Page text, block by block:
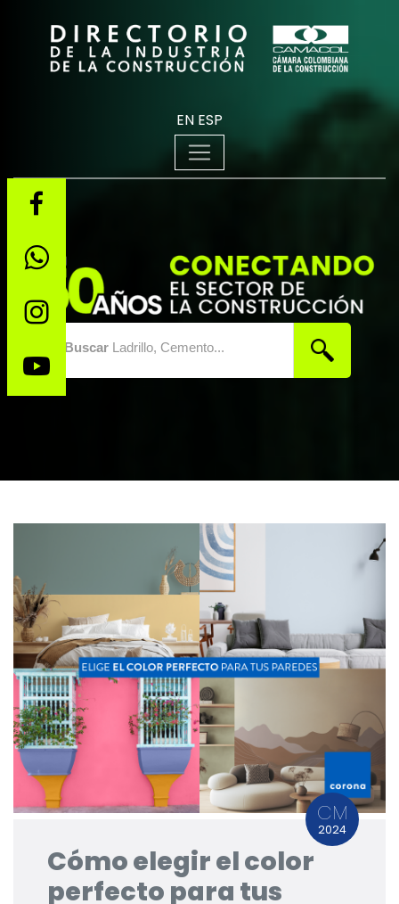
EN ESP
BuscarLadrillo, Cemento...
CM
2024
Cómo elegir el color
perfecto para tus